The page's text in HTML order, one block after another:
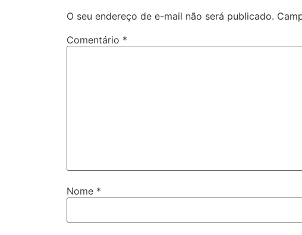
O seu endereço de e-mail não será publicado.
Comentário *
Nome *